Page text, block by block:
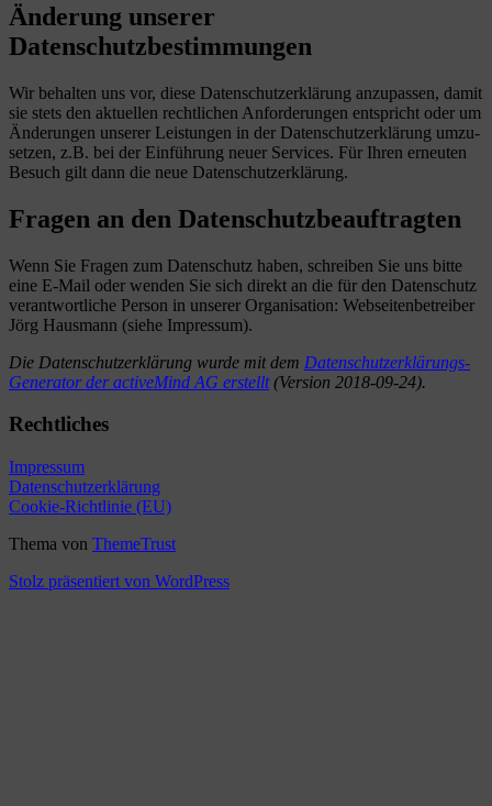
Änderung unserer
Datenschutzbestimmungen
Wir behal­ten uns vor, diese Daten­schutz­er­klä­rung anzu­pas­sen, damit
sie stets den aktu­el­len recht­li­chen Anfor­de­run­gen ent­spricht oder um
Ände­run­gen unse­rer Leis­tun­gen in der Daten­schutz­er­klä­rung umzu­
set­zen, z.B. bei der Ein­füh­rung neuer Ser­vices. Für Ihren erneu­ten
Besuch gilt dann die neue Datenschutzerklärung.
Fragen an den Datenschutzbeauftragten
Wenn Sie Fra­gen zum Daten­schutz haben, schrei­ben Sie uns bitte
eine E‑Mail oder wen­den Sie sich direkt an die für den Daten­schutz
ver­ant­wort­li­che Per­son in unse­rer Orga­ni­sa­tion: Web­sei­ten­be­trei­ber
Jörg Haus­mann (siehe Impressum).
Die Daten­schutz­er­klä­rung wurde mit dem Daten­schutz­er­klä­rungs-
Gene­ra­tor der active­Mind AG erstellt(Ver­sion 2018-09-24).
Rechtliches
Impres­sum
Daten­schutz­er­klä­rung
Coo­kie-Richt­li­nie (EU)
Thema von ThemeTrust
Stolz präsentiert von WordPress